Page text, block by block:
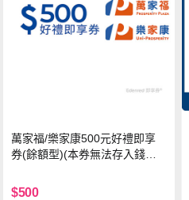
萬家福/樂家康500元好禮即享
券(餘額型)(本券無法存入錢包
$500